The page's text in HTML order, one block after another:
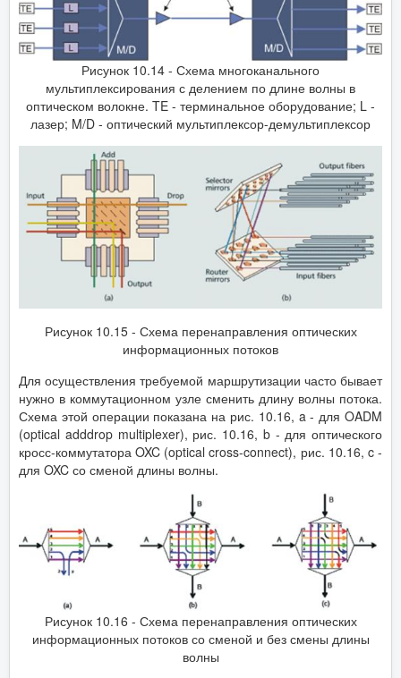
Рисунок 10.14 - Схема многоканального
мультиплексирования с делением по длине волны в
оптическом волокне. TE - терминальное оборудование; L ‑
лазер; M/D ‑ оптический мультиплексор-демультиплексор
Рисунок 10.15 - Схема перенаправления оптических
информационных потоков
Для осуществления требуемой маршрутизации часто бывает
нужно в коммутационном узле сменить длину волны потока.
Схема этой операции показана на рис. 10.16, a - для OADM
(optical adddrop multiplexer), рис. 10.16, b - для оптического
кросс-коммутатора OXC (optical cross-connect), рис. 10.16, c -
для OXC со сменой длины волны.
Рисунок 10.16 - Схема перенаправления оптических
информационных потоков со сменой и без смены длины
волны